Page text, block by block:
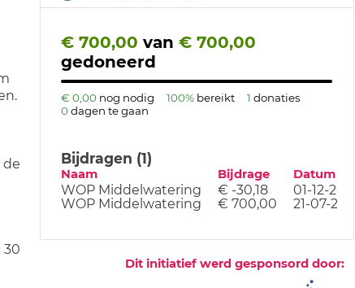
€ 700,00 van € 700,00
gedoneerd
€ 0,00 nog nodig 100% bereikt 1 donaties
0 dagen te gaan
Bijdragen (1)
Naam Bijdrage Datum
WOP Middelwatering € -30,18
01-12-20
WOP Middelwatering
€ 700,00 21-07-20
Dit initiatief werd gesponsord door:
de
30